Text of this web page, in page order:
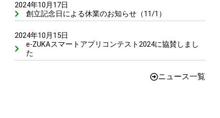
2024年10月17日
創立記念日による休業のお知らせ（11/1）
2024年10月15日
e-ZUKAスマートアプリコンテスト2024に協賛しまし
た
ニュース一覧